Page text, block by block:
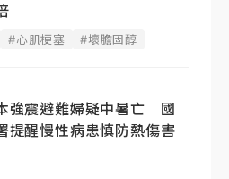
#心肌梗塞 #壞膽固醇
強震避難婦疑中暑亡 國
提醒慢性病患慎防熱傷害